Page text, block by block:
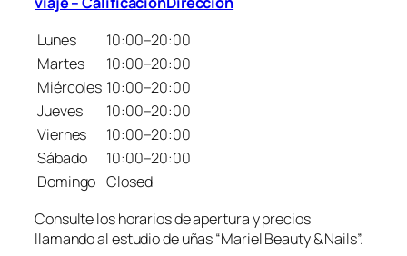
Lunes
10:00–20:00
Martes
10:00–20:00
Miércoles 10:00–20:00
Jueves
10:00–20:00
Viernes
10:00–20:00
Sábado
10:00–20:00
Domingo Closed
Consulte los horarios de apertura y precios
llamando al estudio de uñas “Mariel Beauty & Nails”.